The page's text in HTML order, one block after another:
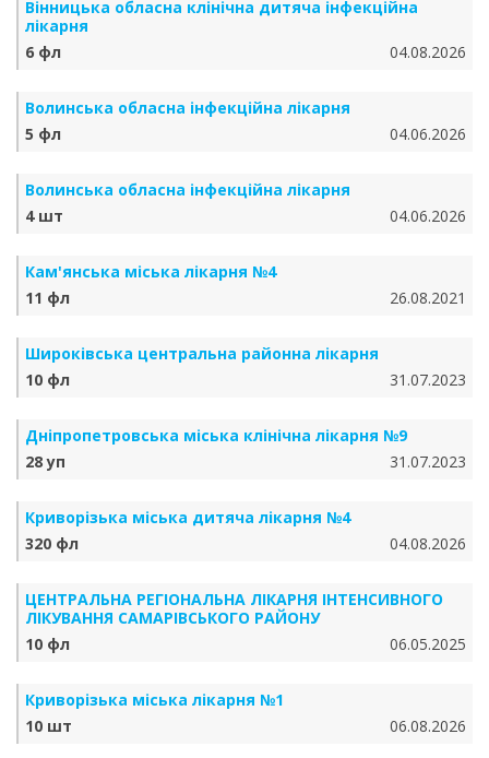
Вінницька обласна клінічна дитяча інфекційна
лікарня
6 фл
04.08.2026
Волинська обласна інфекційна лікарня
5 фл
04.06.2026
Волинська обласна інфекційна лікарня
4 шт
04.06.2026
Кам'янська міська лікарня №4
11 фл
26.08.2021
Широківська центральна районна лікарня
10 фл
31.07.2023
Дніпропетровська міська клінічна лікарня №9
28 уп
31.07.2023
Криворізька міська дитяча лікарня №4
320 фл
04.08.2026
ЦЕНТРАЛЬНА РЕГІОНАЛЬНА ЛІКАРНЯ ІНТЕНСИВНОГО
ЛІКУВАННЯ САМАРІВСЬКОГО РАЙОНУ
10 фл
06.05.2025
Криворізька міська лікарня №1
10 шт
06.08.2026